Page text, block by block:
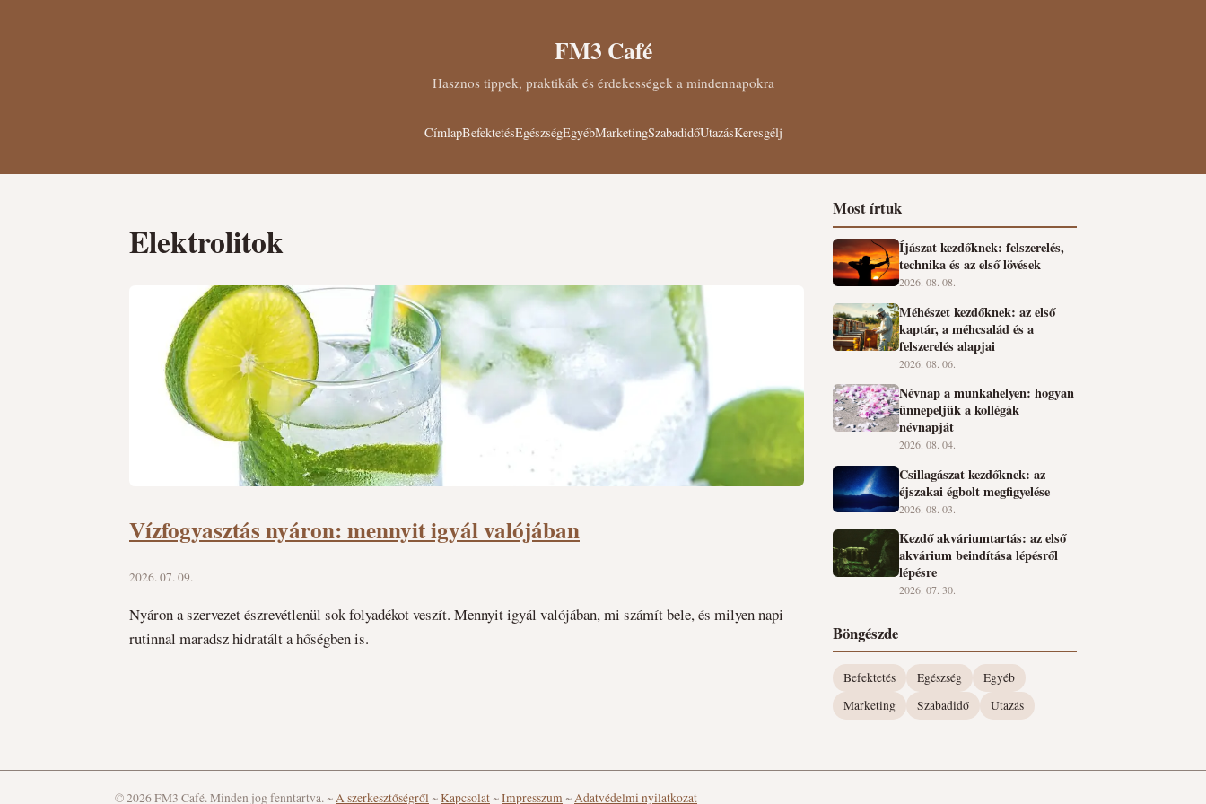
FM3 Café
Hasznos tippek, praktikák és érdekességek a mindennapokra
CímlapBefektetésEgészségEgyébMarketingSzabadidőUtazásKeresgélj
Elektrolitok
Vízfogyasztás nyáron: mennyit igyál valójában
2026. 07. 09.
Nyáron a szervezet észrevétlenül sok folyadékot veszít. Mennyit igyál valójában, mi számít bele, és milyen napi
rutinnal maradsz hidratált a hőségben is.
Most írtuk
Íjászat kezdőknek: felszerelés,
technika és az első lövések
2026. 08. 08.
Méhészet kezdőknek: az első
kaptár, a méhcsalád és a
felszerelés alapjai
2026. 08. 06.
Névnap a munkahelyen: hogyan
ünnepeljük a kollégák
névnapját
2026. 08. 04.
Csillagászat kezdőknek: az
éjszakai égbolt megfigyelése
2026. 08. 03.
Kezdő akváriumtartás: az első
akvárium beindítása lépésről
lépésre
2026. 07. 30.
Böngészde
Befektetés Egészség
Egyéb
Marketing
Szabadidő Utazás
© 2026 FM3 Café. Minden jog fenntartva. ~A szerkesztőségről ~Kapcsolat ~Impresszum ~Adatvédelmi nyilatkozat